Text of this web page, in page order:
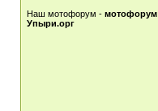
Наш мотофорум - мотофорум
Упыри.орг